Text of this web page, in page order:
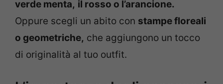
verde menta, il rosso o l’arancione.
Oppure scegli un abito con stampe floreali
o geometriche, che aggiungono un tocco
di originalità al tuo outfit.